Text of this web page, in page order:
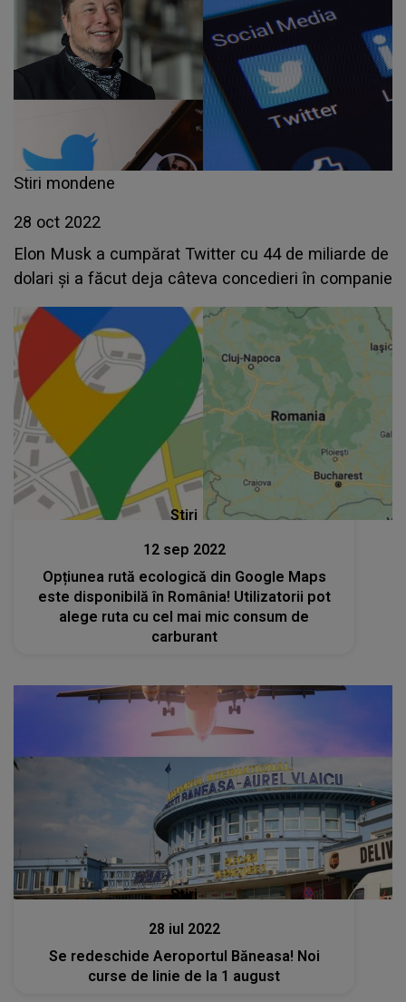
Stiri mondene
28 oct 2022
Elon Musk a cumpărat Twitter cu 44 de miliarde de
dolari și a făcut deja câteva concedieri în companie
Stiri
12 sep 2022
Opțiunea rută ecologică din Google Maps
este disponibilă în România! Utilizatorii pot
alege ruta cu cel mai mic consum de
carburant
Stiri
28 iul 2022
Se redeschide Aeroportul Băneasa! Noi
curse de linie de la 1 august